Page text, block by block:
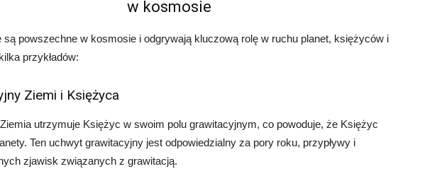
w kosmosie
powszechne w kosmosie i odgrywają kluczową rolę w ruchu planet, księżyców i
przykładów:
Ziemi i Księżyca
utrzymuje Księżyc w swoim polu grawitacyjnym, co powoduje, że Księżyc
Ten uchwyt grawitacyjny jest odpowiedzialny za pory roku, przypływy i
zjawisk związanych z grawitacją.